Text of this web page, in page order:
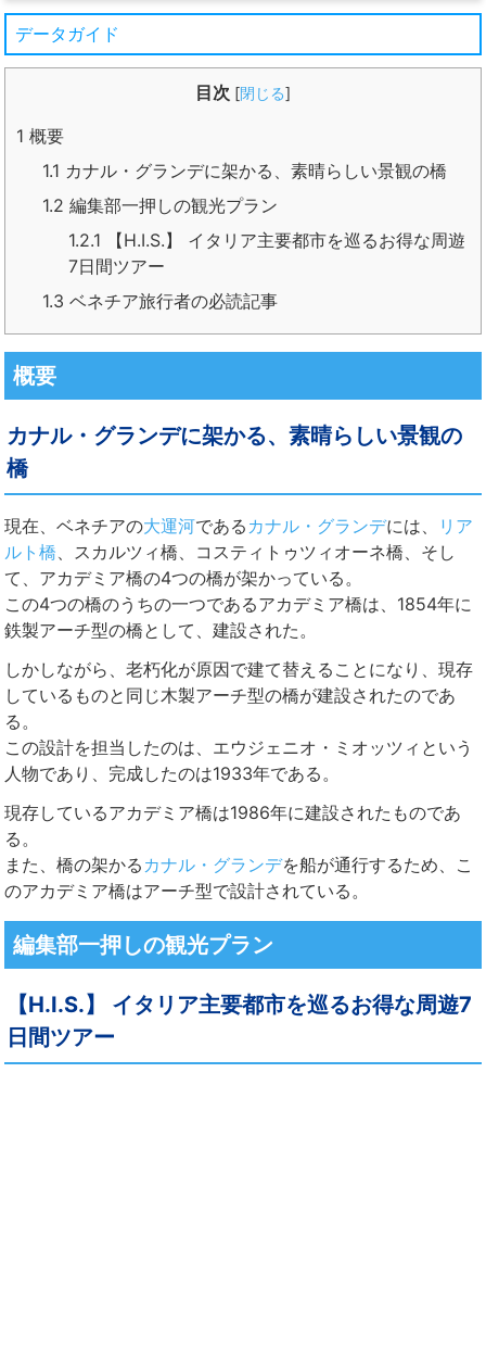
データガイド
目次 [閉じる]
1 概要
1.1 カナル・グランデに架かる、素晴らしい景観の橋
1.2 編集部一押しの観光プラン
1.2.1 【H.I.S.】 イタリア主要都市を巡るお得な周遊
7日間ツアー
1.3 ベネチア旅行者の必読記事
概要
カナル・グランデに架かる、素晴らしい景観の
橋
現在、ベネチアの大運河である カナル・グランデには、
リア
ルト橋、スカルツィ橋、コスティトゥツィオーネ橋、そし
て、アカデミア橋の4つの橋が架かっている。
この4つの橋のうちの一つであるアカデミア橋は、1854年に
鉄製アーチ型の橋として、建設された。
しかしながら、老朽化が原因で建て替えることになり、現存
しているものと同じ木製アーチ型の橋が建設されたのであ
る。
この設計を担当したのは、エウジェニオ・ミオッツィという
人物であり、完成したのは1933年である。
現存しているアカデミア橋は1986年に建設されたものであ
る。
また、橋の架かる カナル・グランデを船が通行するため、こ
のアカデミア橋はアーチ型で設計されている。
編集部一押しの観光プラン
【H.I.S.】 イタリア主要都市を巡るお得な周遊7
日間ツアー